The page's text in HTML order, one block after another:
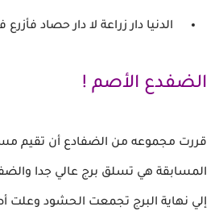
الدنيا دار زراعة لا دار حصاد
الضفدع الأصم !
قررت مجموعه من الضفادع أن تقيم
المسابقة هي تسلق برج عالي جدا
إلي نهاية البرج تجمعت الحشود وعلت